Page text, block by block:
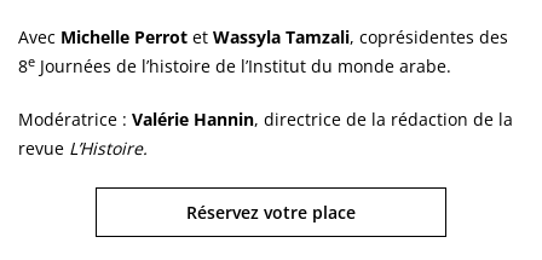
Avec Michelle Perrot et Wassyla Tamzali, coprésidentes des
8e Journées de l’histoire de l’Institut du monde arabe.
Modératrice : Valérie Hannin, directrice de la rédaction de la
revue L’Histoire.
Réservez votre place